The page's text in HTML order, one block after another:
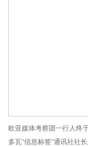
欧亚媒体考察团一行人终
多瓦“信息标签”通讯社社